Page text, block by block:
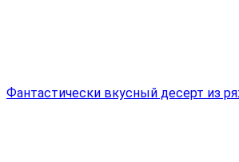
Фантастически вкусный десерт из